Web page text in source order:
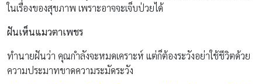
ในเรื่องของสุขภาพ เพราะอาจจะเจ็บป่วยได้
ฝันเห็นแมวตาเพชร
ทำนายฝันว่า คุณกำลังจะหมดเคราะห์ แต่ก็ต้องระวังอย่าใช้ชีวิตด้วย
ความประมาทขาดความระมัดระวัง